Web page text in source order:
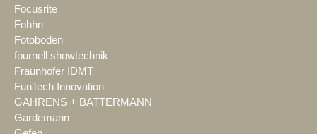
Focusrite
Fohhn
Fotoboden
fournell showtechnik
Fraunhofer IDMT
FunTech Innovation
GAHRENS + BATTERMANN
Gardemann